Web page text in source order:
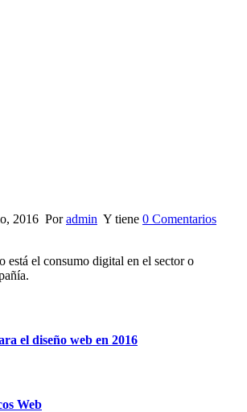
2016 Poradmin Y tiene 0 Comentarios
está el consumo digital en el sector o
el diseño web en 2016
Web